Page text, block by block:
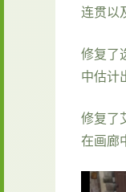
连贯以
修复了
中估计
修复了
在画廊